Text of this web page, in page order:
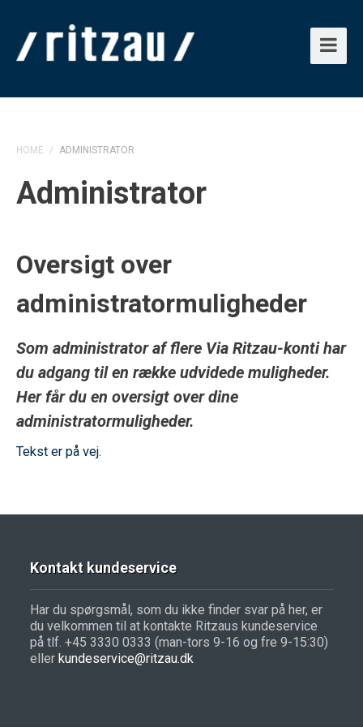
HOME / ADMINISTRATOR
Administrator
Oversigt over
administratormuligheder
Som administrator af flere Via Ritzau-konti har
du adgang til en række udvidede muligheder.
Her får du en oversigt over dine
administratormuligheder.
Tekst er på vej.
Kontakt kundeservice
Har du spørgsmål, som du ikke finder svar på her, er
du velkommen til at kontakte Ritzaus kundeservice
på tlf. +45 3330 0333 (man-tors 9-16 og fre 9-15:30)
eller kundeservice@ritzau.dk